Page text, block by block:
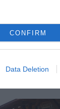
CONFIRM
Data Deletion